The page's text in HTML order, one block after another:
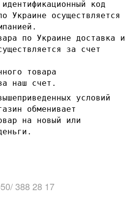
код
Украине осуществляется
по Украине доставка и
за счет
товара
наш счет.
условий
обменивает
на новый или
388 28 17